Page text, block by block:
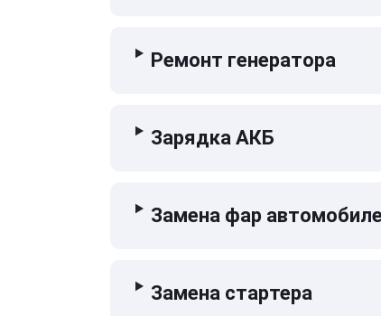
Ремонт генератора
Зарядка АКБ
Замена фар
Замена стартера